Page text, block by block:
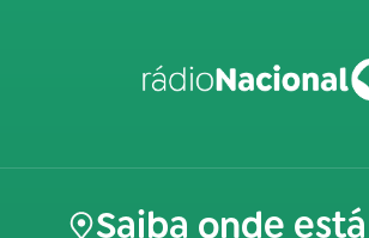
Saiba onde está